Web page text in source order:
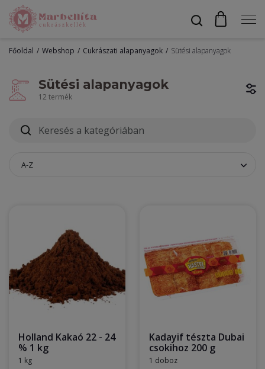
Főoldal Webshop Cukrászati alapanyagok Sütési alapanyagok
Sütési alapanyagok
12 termék
A-Z
Holland Kakaó 22 - 24
% 1 kg
1 kg
Kadayif tészta Dubai
csokihoz 200 g
1 doboz